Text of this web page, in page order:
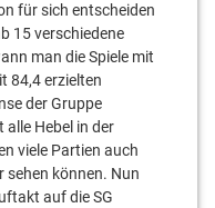
für sich entscheiden
15 verschiedene
man die Spiele mit
84,4 erzielten
der Gruppe
Hebel in der
viele Partien auch
sehen können. Nun
auf die SG